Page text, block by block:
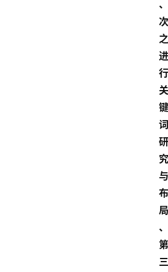
、
次
之
进
行
关
键
词
研
究
与
布
局
、
第
三